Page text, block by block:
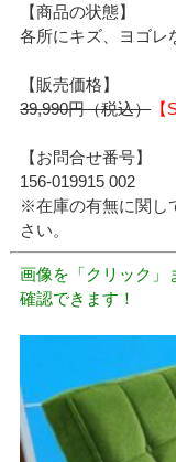
【商品の状態】
各所にキズ、ヨゴレ
【販売価格】
39,990円（税込）【
【お問合せ番号】
156-019915 002
※在庫の有無に関し
さい。
画像を「クリック」
確認できます！